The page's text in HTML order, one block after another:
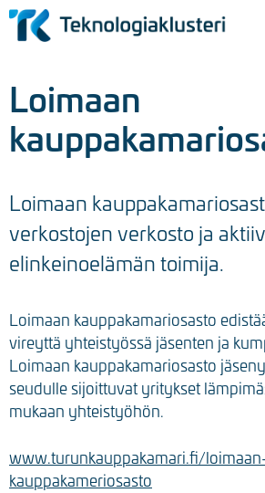
Siirry
sisältöön
Loimaan
Loimaan
verkostojen verkosto ja
elinkeinoelämän toimija.
Loimaan kauppakamariosasto
vireyttä yhteistyössä jäsenten ja
Loimaan kauppakamariosasto
seudulle sijoittuvat yritykset
mukaan yhteistyöhön.
www.turunkauppakamari.fi/
kauppakameriosasto